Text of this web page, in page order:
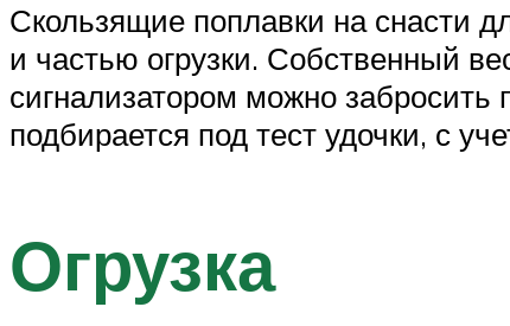
Скользящие поплавки на снасти
и частью огрузки. Собственный
сигнализатором можно
подбирается под тест удочки, с
Огрузка